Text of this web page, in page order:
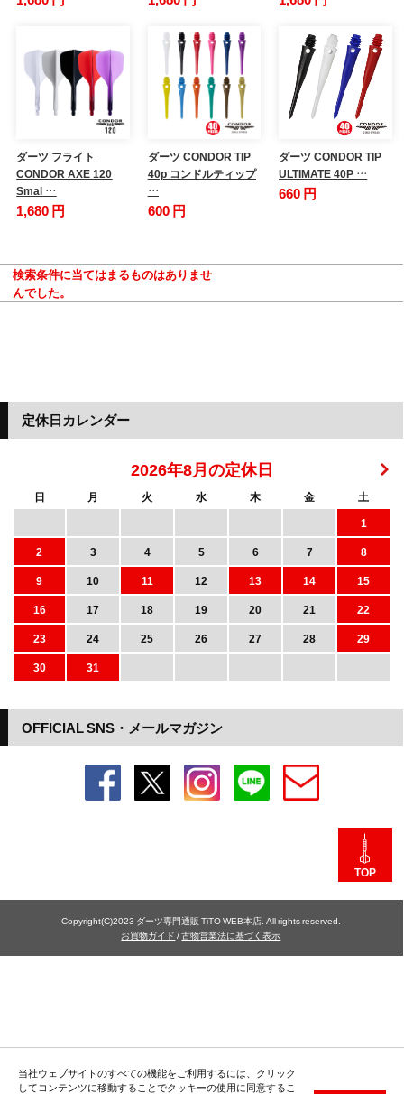
ダーツ フライト
CONDOR AXE 120
Smal …
1,680 円
ダーツ CONDOR TIP
40p コンドルティップ
…
600 円
ダーツ CONDOR TIP
ULTIMATE 40P …
660 円
検索条件に当てはまるものはありませ
んでした。
当社ウェブサイトのすべての機能をご利用するには、クリック
してコンテンツに移動することでクッキーの使用に同意するこ
OFFICIAL SNS・メールマガジン
定休日カレンダー
2026年8月の定休日
日 月 火 水 木 金
土
1
2
3 4 5 6 7
8
9
10 11 12 13 14
15
16
17 18 19 20 21
22
23
24 25 26 27 28
29
30
31
TOP
Copyright(C)2023 ダーツ専門通販 TiTO WEB本店. All rights reserved.
お買物ガイド /古物営業法に基づく表示